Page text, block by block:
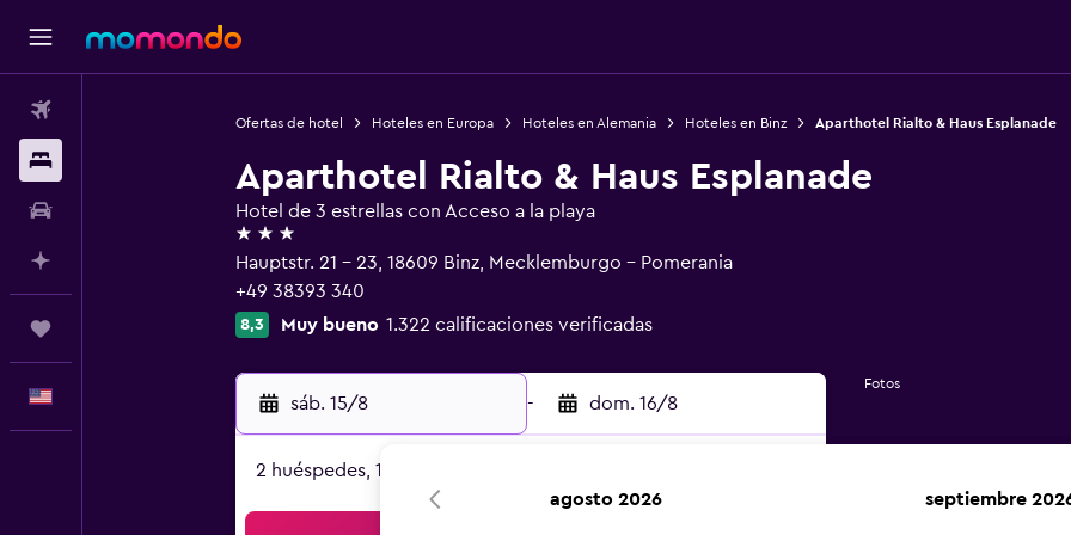
Ofertas de hotel Hoteles en Europa Hoteles en Alemania Hoteles en Binz Aparthotel Rialto & Haus Esplanade
Aparthotel Rialto & Haus Esplanade
Hotel de 3 estrellas con Acceso a la playa
3 estrellas
Hauptstr. 21 - 23, 18609 Binz, Mecklemburgo - Pomerania
+49 38393 340
8,3 Muy bueno 1.322 calificaciones verificadas
sáb. 15/8 - dom. 16/8
2 huéspedes, 1 habitación
Fotos
agosto 2026 septiembre